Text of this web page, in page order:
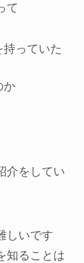
て
っていた
か
介をしてい
しいです
知ることは